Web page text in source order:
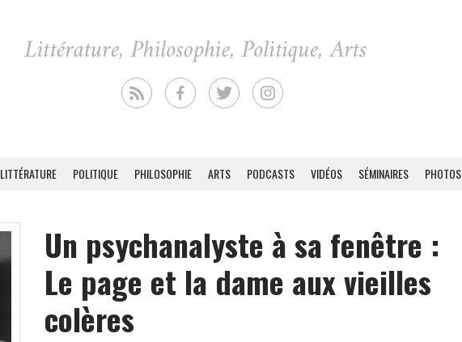
LITTÉRATURE POLITIQUE PHILOSOPHIE ARTS PODCASTS VIDÉOS SÉMINAIRES PHOTOS
Un psychanalyste à sa fenêtre :
Le page et la dame aux vieilles
colères